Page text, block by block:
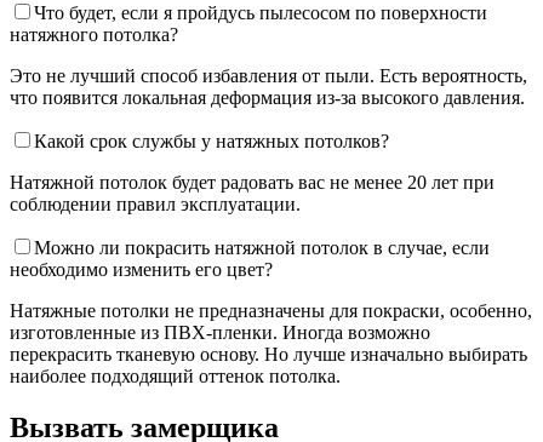
Что будет, если я пройдусь пылесосом по поверхности
натяжного потолка?
Это не лучший способ избавления от пыли. Есть вероятность,
что появится локальная деформация из-за высокого давления.
Какой срок службы у натяжных потолков?
Натяжной потолок будет радовать вас не менее 20 лет при
соблюдении правил эксплуатации.
Можно ли покрасить натяжной потолок в случае, если
необходимо изменить его цвет?
Натяжные потолки не предназначены для покраски, особенно,
изготовленные из ПВХ-пленки. Иногда возможно
перекрасить тканевую основу. Но лучше изначально выбирать
наиболее подходящий оттенок потолка.
Вызвать замерщика